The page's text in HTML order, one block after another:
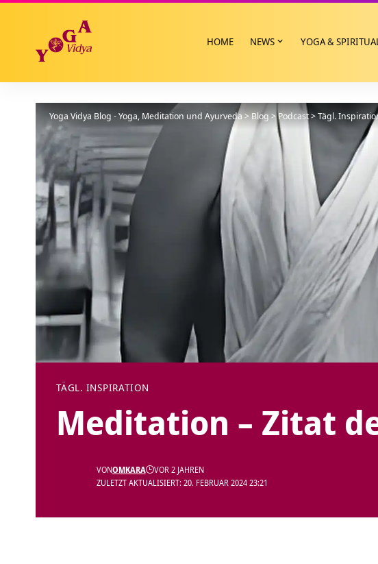
HOME NEWS YOGA &
Yoga Vidya Blog - Yoga, Meditation und Ayurveda>Blog>Podcast>Tägl.
TÄGL. INSPIRATION
Meditation – Zitat
ZULETZT AKTUALISIERT: 20. FEBRUAR 2024 23:21
VONOMKARA VOR 2 JAHREN